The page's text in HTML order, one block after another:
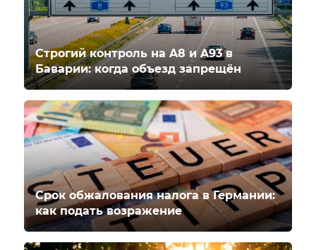
Строгий контроль на A8 и A93 в
Баварии: когда объезд запрещён
Срок обжалования налога в Германии:
как подать возражение